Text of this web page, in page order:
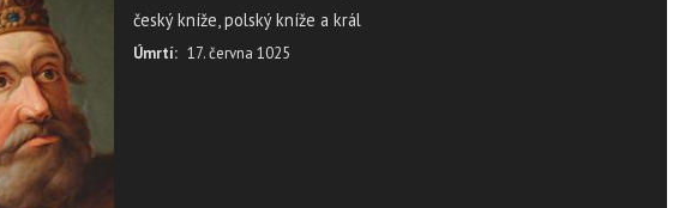
český kníže, polský kníže a král
Úmrtí: 17. června 1025